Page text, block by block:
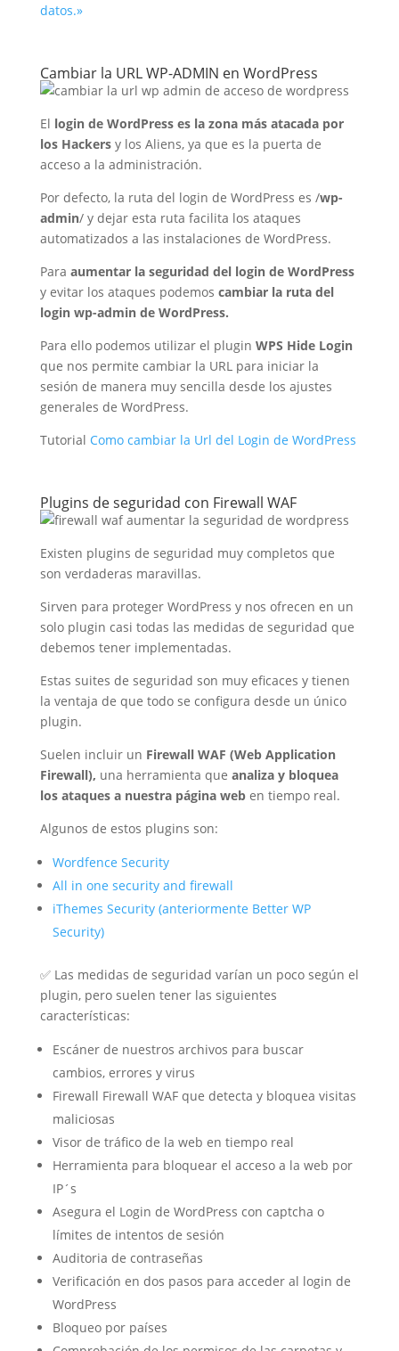
datos.»
Cambiar la URL WP-ADMIN en WordPress
El login de WordPress es la zona más atacada por
los Hackersy los Aliens, ya que es la puerta de
acceso a la administración.
Por defecto, la ruta del login de WordPress es /wp-
admin/ y dejar esta ruta facilita los ataques
automatizados a las instalaciones de WordPress.
Para aumentar la seguridad del login de WordPress
y evitar los ataques podemos cambiar la ruta del
login wp-admin de WordPress.
Para ello podemos utilizar el plugin WPS Hide Login
que nos permite cambiar la URL para iniciar la
sesión de manera muy sencilla desde los ajustes
generales de WordPress.
Tutorial Como cambiar la Url del Login de WordPress
Plugins de seguridad con Firewall WAF
Existen plugins de seguridad muy completos que
son verdaderas maravillas.
Sirven para proteger WordPress y nos ofrecen en un
solo plugin casi todas las medidas de seguridad que
debemos tener implementadas.
Estas suites de seguridad son muy eficaces y tienen
la ventaja de que todo se configura desde un único
plugin.
Suelen incluir un Firewall WAF (Web Application
Firewall), una herramienta que analiza y bloquea
los ataques a nuestra página weben tiempo real.
Algunos de estos plugins son:
Wordfence Security
All in one security and firewall
iThemes Security (anteriormente Better WP
Security)
✅ Las medidas de seguridad varían un poco según el
plugin, pero suelen tener las siguientes
características:
Escáner de nuestros archivos para buscar
cambios, errores y virus
Firewall Firewall WAF que detecta y bloquea visitas
maliciosas
Visor de tráfico de la web en tiempo real
Herramienta para bloquear el acceso a la web por
IP´s
Asegura el Login de WordPress con captcha o
límites de intentos de sesión
Auditoria de contraseñas
Verificación en dos pasos para acceder al login de
WordPress
Bloqueo por países